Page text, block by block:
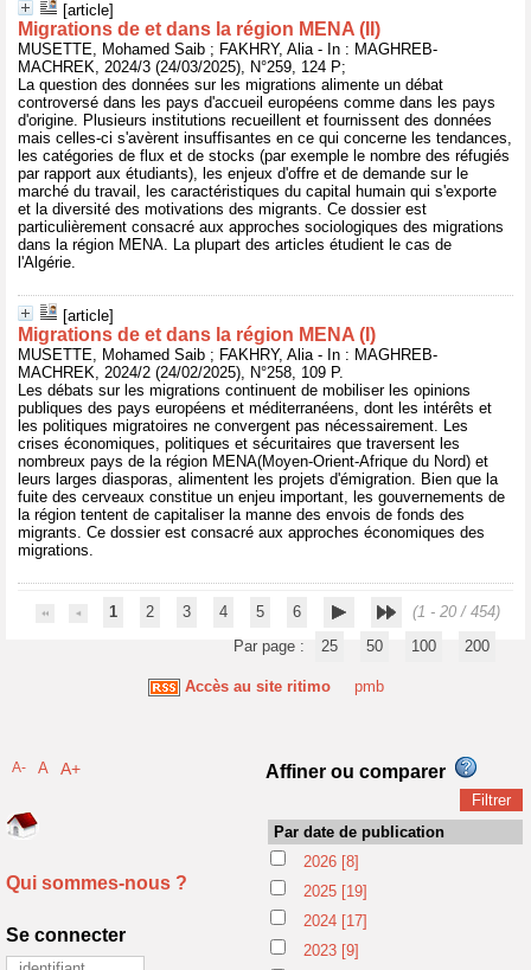
[article]
Migrations de et dans la région MENA (II)
MUSETTE, Mohamed Saib ; FAKHRY, Alia - In : MAGHREB-
MACHREK, 2024/3 (24/03/2025), N°259, 124 P;
La question des données sur les migrations alimente un débat
controversé dans les pays d'accueil européens comme dans les pays
d'origine. Plusieurs institutions recueillent et fournissent des données
mais celles-ci s'avèrent insuffisantes en ce qui concerne les tendances,
les catégories de flux et de stocks (par exemple le nombre des réfugiés
par rapport aux étudiants), les enjeux d'offre et de demande sur le
marché du travail, les caractéristiques du capital humain qui s'exporte
et la diversité des motivations des migrants. Ce dossier est
particulièrement consacré aux approches sociologiques des migrations
dans la région MENA. La plupart des articles étudient le cas de
l'Algérie.
[article]
Migrations de et dans la région MENA (I)
MUSETTE, Mohamed Saib ; FAKHRY, Alia - In : MAGHREB-
MACHREK, 2024/2 (24/02/2025), N°258, 109 P.
Les débats sur les migrations continuent de mobiliser les opinions
publiques des pays européens et méditerranéens, dont les intérêts et
les politiques migratoires ne convergent pas nécessairement. Les
crises économiques, politiques et sécuritaires que traversent les
nombreux pays de la région MENA(Moyen-Orient-Afrique du Nord) et
leurs larges diasporas, alimentent les projets d'émigration. Bien que la
fuite des cerveaux constitue un enjeu important, les gouvernements de
la région tentent de capitaliser la manne des envois de fonds des
migrants. Ce dossier est consacré aux approches économiques des
migrations.
1 2 3 4 5 6
(1 - 20 / 454)
Par page :
25 50 100 200
Accès au site ritimo pmb
A- A A+
Qui sommes-nous ?
Se connecter
Affiner ou comparer
Par date de publication
2026 [8]
2025 [19]
2024 [17]
2023 [9]